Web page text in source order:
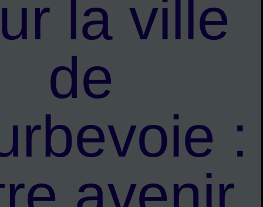
la ville
de
: